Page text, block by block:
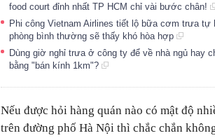
food court đỉnh nhất TP HCM chỉ vài bước chân!
Phi công Vietnam Airlines tiết lộ bữa cơm trưa tự
phòng bình thường sẽ thấy khó hòa hợp
Dùng giờ nghỉ trưa ở công ty để về nhà ngủ hay
bằng "bán kính 1km"?
Nếu được hỏi hàng quán nào có mật độ
trên đường phố Hà Nội thì chắc chắn